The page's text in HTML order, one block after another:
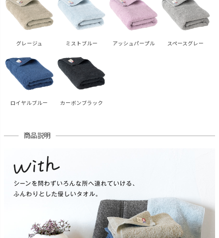
グレージュ ミストブルー アッシュパープル スペースグレー
ロイヤルブルー カーボンブラック
商品説明